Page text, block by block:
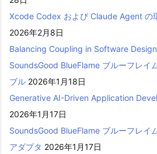
Xcode Codex および Claude Agent の
2026年2月8日
Balancing Coupling in Software
SoundsGood BlueFlame ブルーフレイ
ブル 2026年1月18日
Generative AI-Driven Application
2026年1月17日
SoundsGood BlueFlame ブルーフレイ
アダプタ 2026年1月17日